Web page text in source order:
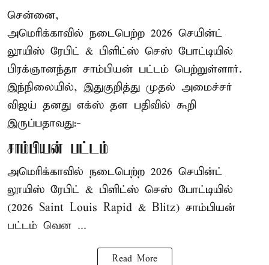
சென்னை,
அமெரிக்காவில் நடைபெற்ற 2026 செயின்ட்
லூயிஸ் ரேபிட் & பிளிட்ஸ் செஸ் போட்டியில்
பிரக்ஞானந்தா சாம்பியன் பட்டம் பெற்றுள்ளார்.
இந்நிலையில், இதுகுறித்து முதல் அமைச்சர்
விஜய் தனது எக்ஸ் தள பதிவில் கூறி
இருப்பதாவது:-
சாம்பியன் பட்டம்
அமெரிக்காவில் நடைபெற்ற 2026 செயின்ட்
லூயிஸ் ரேபிட் & பிளிட்ஸ் செஸ் போட்டியில்
(2026 Saint Louis Rapid & Blitz) சாம்பியன்
பட்டம் வென ...
Read More